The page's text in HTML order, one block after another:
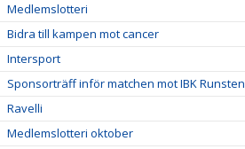
Medlemslotteri
Bidra till kampen mot cancer
Intersport
Sponsorträff inför matchen mot IBK Runsten
Ravelli
Medlemslotteri oktober